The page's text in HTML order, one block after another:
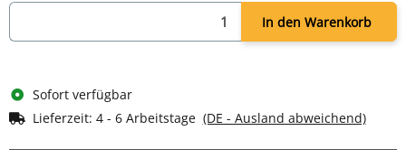
In den Warenkorb
Sofort verfügbar
Lieferzeit: 4 - 6 Arbeitstage (DE - Ausland abweichend)